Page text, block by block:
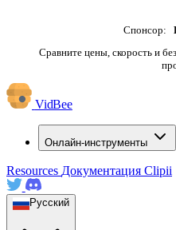
Спонсор:
Сравните цены, скорость и
VidBee
Онлайн-инструменты
Resources Документация Clipii
Русский